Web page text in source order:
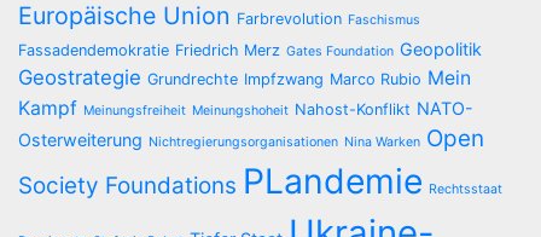
Europäische Union Farbrevolution Faschismus
Fassadendemokratie Friedrich Merz Gates Foundation Geopolitik
Geostrategie Grundrechte Impfzwang Marco Rubio Mein
Kampf Meinungsfreiheit Meinungshoheit Nahost-Konflikt NATO-
Osterweiterung Nichtregierungsorganisationen Nina Warken Open
Society Foundations PLandemie Rechtsstaat